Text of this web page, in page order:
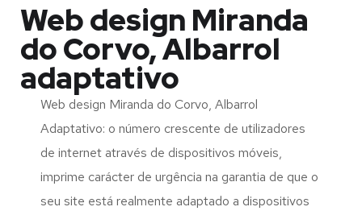
Web design Miranda
do Corvo, Albarrol
adaptativo
Web design Miranda do Corvo, Albarrol
Adaptativo: o número crescente de utilizadores
de internet através de dispositivos móveis,
imprime carácter de urgência na garantia de que o
seu site está realmente adaptado a dispositivos